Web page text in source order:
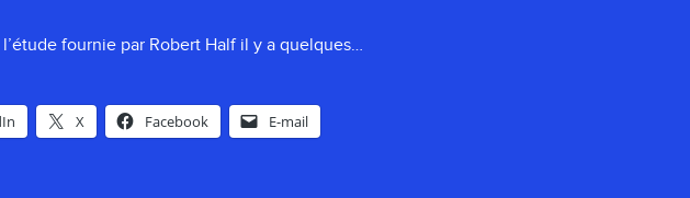
fournie par Robert Half il y a quelques…
X Facebook E-mail